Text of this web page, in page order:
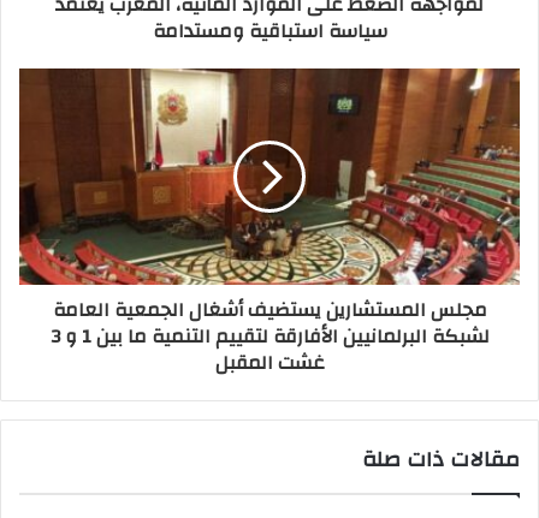
سياسة استباقية ومستدامة
مجلس المستشارين يستضيف أشغال الجمعية العامة
لشبكة البرلمانيين الأفارقة لتقييم التنمية ما بين 1 و 3
غشت المقبل
مقالات ذات صلة